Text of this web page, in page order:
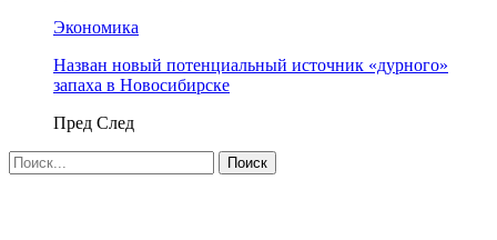
Экономика
Назван новый потенциальный источник «дурного»
запаха в Новосибирске
Пред След